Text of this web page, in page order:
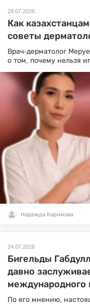
28.07.2026
Как
советы
Врач-дерматолог
о том, почему нельзя
Надежда Каримова
24.07.2026
Бигельды
давно
международного
По его мнению,